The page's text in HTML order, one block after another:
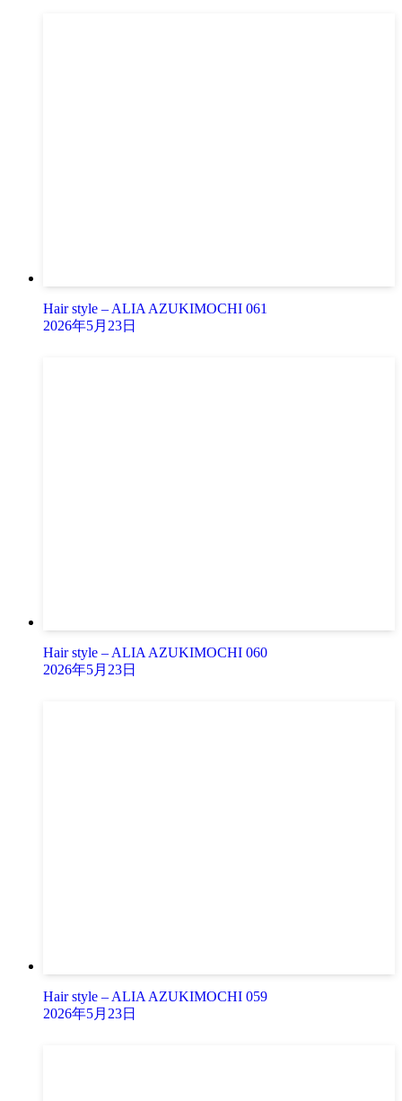
Hair style – ALIA AZUKIMOCHI 061
2026年5月23日
Hair style – ALIA AZUKIMOCHI 060
2026年5月23日
Hair style – ALIA AZUKIMOCHI 059
2026年5月23日